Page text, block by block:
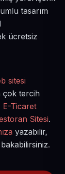
tasarım
ücretsiz
sitesi
çok tercih
E-Ticaret
Sitesi.
yazabilir,
bakabilirsiniz.